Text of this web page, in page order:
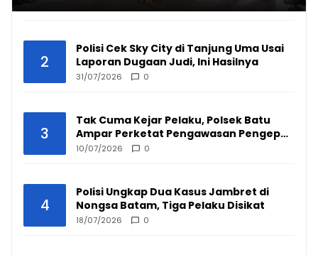
2
Polisi Cek Sky City di Tanjung Uma Usai
Laporan Dugaan Judi, Ini Hasilnya
31/07/2026 0
3
Tak Cuma Kejar Pelaku, Polsek Batu
Ampar Perketat Pengawasan Pengepul
Barang Bekas
10/07/2026 0
4
Polisi Ungkap Dua Kasus Jambret di
Nongsa Batam, Tiga Pelaku Disikat
18/07/2026 0